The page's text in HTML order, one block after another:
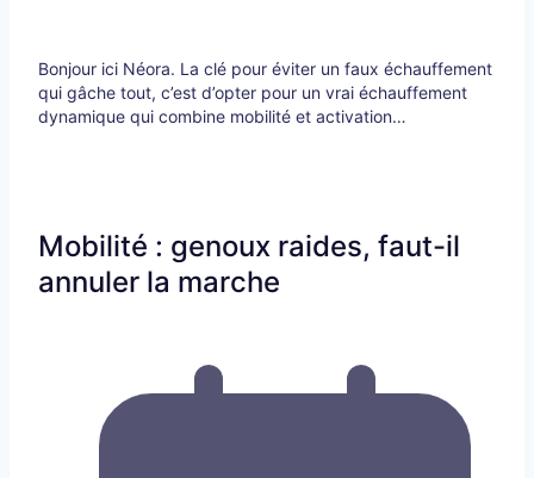
Bonjour ici Néora. La clé pour éviter un faux échauffement
qui gâche tout, c’est d’opter pour un vrai échauffement
dynamique qui combine mobilité et activation…
Mobilité : genoux raides, faut-il
annuler la marche